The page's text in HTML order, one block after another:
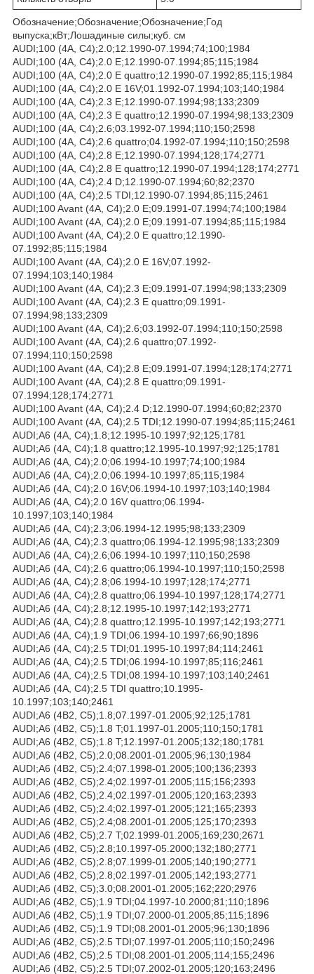
Обозначение;Обозначение;Обозначение;Год
выпуска;кВт;Лошадиные силы;куб. см
AUDI;100 (4A, C4);2.0;12.1990-07.1994;74;100;1984
AUDI;100 (4A, C4);2.0 E;12.1990-07.1994;85;115;1984
AUDI;100 (4A, C4);2.0 E quattro;12.1990-07.1992;85;115;1984
AUDI;100 (4A, C4);2.0 E 16V;01.1992-07.1994;103;140;1984
AUDI;100 (4A, C4);2.3 E;12.1990-07.1994;98;133;2309
AUDI;100 (4A, C4);2.3 E quattro;12.1990-07.1994;98;133;2309
AUDI;100 (4A, C4);2.6;03.1992-07.1994;110;150;2598
AUDI;100 (4A, C4);2.6 quattro;04.1992-07.1994;110;150;2598
AUDI;100 (4A, C4);2.8 E;12.1990-07.1994;128;174;2771
AUDI;100 (4A, C4);2.8 E quattro;12.1990-07.1994;128;174;2771
AUDI;100 (4A, C4);2.4 D;12.1990-07.1994;60;82;2370
AUDI;100 (4A, C4);2.5 TDI;12.1990-07.1994;85;115;2461
AUDI;100 Avant (4A, C4);2.0 E;09.1991-07.1994;74;100;1984
AUDI;100 Avant (4A, C4);2.0 E;09.1991-07.1994;85;115;1984
AUDI;100 Avant (4A, C4);2.0 E quattro;12.1990-
07.1992;85;115;1984
AUDI;100 Avant (4A, C4);2.0 E 16V;07.1992-
07.1994;103;140;1984
AUDI;100 Avant (4A, C4);2.3 E;09.1991-07.1994;98;133;2309
AUDI;100 Avant (4A, C4);2.3 E quattro;09.1991-
07.1994;98;133;2309
AUDI;100 Avant (4A, C4);2.6;03.1992-07.1994;110;150;2598
AUDI;100 Avant (4A, C4);2.6 quattro;07.1992-
07.1994;110;150;2598
AUDI;100 Avant (4A, C4);2.8 E;09.1991-07.1994;128;174;2771
AUDI;100 Avant (4A, C4);2.8 E quattro;09.1991-
07.1994;128;174;2771
AUDI;100 Avant (4A, C4);2.4 D;12.1990-07.1994;60;82;2370
AUDI;100 Avant (4A, C4);2.5 TDI;12.1990-07.1994;85;115;2461
AUDI;A6 (4A, C4);1.8;12.1995-10.1997;92;125;1781
AUDI;A6 (4A, C4);1.8 quattro;12.1995-10.1997;92;125;1781
AUDI;A6 (4A, C4);2.0;06.1994-10.1997;74;100;1984
AUDI;A6 (4A, C4);2.0;06.1994-10.1997;85;115;1984
AUDI;A6 (4A, C4);2.0 16V;06.1994-10.1997;103;140;1984
AUDI;A6 (4A, C4);2.0 16V quattro;06.1994-
10.1997;103;140;1984
AUDI;A6 (4A, C4);2.3;06.1994-12.1995;98;133;2309
AUDI;A6 (4A, C4);2.3 quattro;06.1994-12.1995;98;133;2309
AUDI;A6 (4A, C4);2.6;06.1994-10.1997;110;150;2598
AUDI;A6 (4A, C4);2.6 quattro;06.1994-10.1997;110;150;2598
AUDI;A6 (4A, C4);2.8;06.1994-10.1997;128;174;2771
AUDI;A6 (4A, C4);2.8 quattro;06.1994-10.1997;128;174;2771
AUDI;A6 (4A, C4);2.8;12.1995-10.1997;142;193;2771
AUDI;A6 (4A, C4);2.8 quattro;12.1995-10.1997;142;193;2771
AUDI;A6 (4A, C4);1.9 TDI;06.1994-10.1997;66;90;1896
AUDI;A6 (4A, C4);2.5 TDI;01.1995-10.1997;84;114;2461
AUDI;A6 (4A, C4);2.5 TDI;06.1994-10.1997;85;116;2461
AUDI;A6 (4A, C4);2.5 TDI;08.1994-10.1997;103;140;2461
AUDI;A6 (4A, C4);2.5 TDI quattro;10.1995-
10.1997;103;140;2461
AUDI;A6 (4B2, C5);1.8;07.1997-01.2005;92;125;1781
AUDI;A6 (4B2, C5);1.8 T;01.1997-01.2005;110;150;1781
AUDI;A6 (4B2, C5);1.8 T;12.1997-01.2005;132;180;1781
AUDI;A6 (4B2, C5);2.0;08.2001-01.2005;96;130;1984
AUDI;A6 (4B2, C5);2.4;07.1998-01.2005;100;136;2393
AUDI;A6 (4B2, C5);2.4;02.1997-01.2005;115;156;2393
AUDI;A6 (4B2, C5);2.4;02.1997-01.2005;120;163;2393
AUDI;A6 (4B2, C5);2.4;02.1997-01.2005;121;165;2393
AUDI;A6 (4B2, C5);2.4;08.2001-01.2005;125;170;2393
AUDI;A6 (4B2, C5);2.7 T;02.1999-01.2005;169;230;2671
AUDI;A6 (4B2, C5);2.8;10.1997-05.2000;132;180;2771
AUDI;A6 (4B2, C5);2.8;07.1999-01.2005;140;190;2771
AUDI;A6 (4B2, C5);2.8;02.1997-01.2005;142;193;2771
AUDI;A6 (4B2, C5);3.0;08.2001-01.2005;162;220;2976
AUDI;A6 (4B2, C5);1.9 TDI;04.1997-10.2000;81;110;1896
AUDI;A6 (4B2, C5);1.9 TDI;07.2000-01.2005;85;115;1896
AUDI;A6 (4B2, C5);1.9 TDI;08.2001-01.2005;96;130;1896
AUDI;A6 (4B2, C5);2.5 TDI;07.1997-01.2005;110;150;2496
AUDI;A6 (4B2, C5);2.5 TDI;08.2001-01.2005;114;155;2496
AUDI;A6 (4B2, C5);2.5 TDI;07.2002-01.2005;120;163;2496